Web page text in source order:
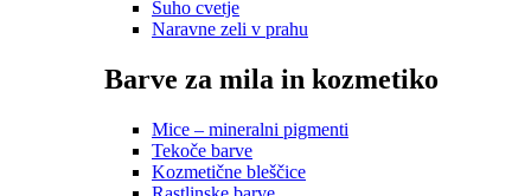
Suho cvetje
Naravne zeli v prahu
Barve za mila in kozmetiko
Mice – mineralni pigmenti
Tekoče barve
Kozmetične bleščice